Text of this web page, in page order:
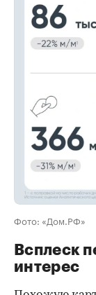
Фото: «Дом.РФ»
Всплеск
интерес